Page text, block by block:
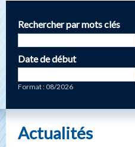
Rechercher par mots clés
Date de début
Format : 08/2026
Actualités